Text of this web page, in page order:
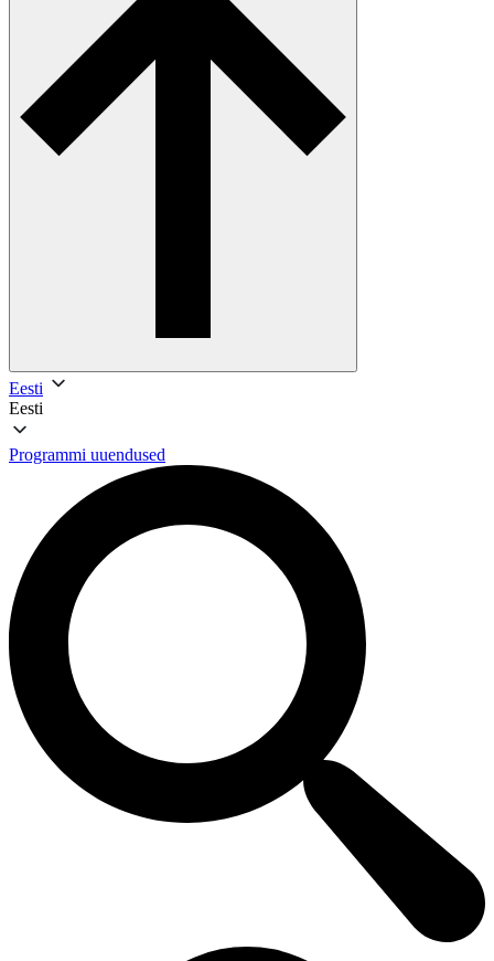
Eesti
Eesti
Programmi uuendused